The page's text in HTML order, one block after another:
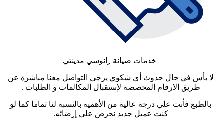
خدمات صيانة زانوسي مدينتي
لا بأس في حال حدوث أي شكوي يرجي التواصل معنا مباشرة عن
طريق الارقام المخصصة لإستقبال المكالمات و الطلبات .
بالطبع فأنت علي درجة عالية من الأهمية بالنسبة لنا تماما كما لو
كنت عميل جديد نحرص علي إرضائه.